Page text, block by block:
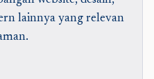
lainnya yang relevan